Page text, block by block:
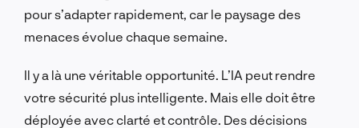
pour s’adapter rapidement, car le paysage des
menaces évolue chaque semaine.
Il y a là une véritable opportunité. L’IA peut rendre
votre sécurité plus intelligente. Mais elle doit être
déployée avec clarté et contrôle. Des décisions